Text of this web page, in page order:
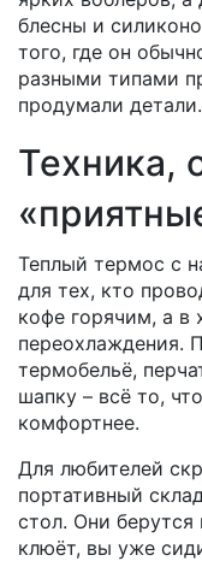
блесны и
того, где он
разными типами
продумали детали.
Техника,
Теплый термос с
для тех, кто
кофе горячим, а в
переохлаждения.
термобельё,
шапку – всё то,
комфортнее.
Для любителей
портативный
стол. Они
клюёт, вы уже